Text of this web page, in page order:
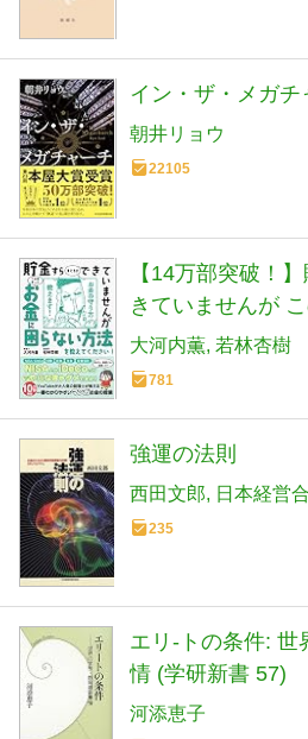
イン・ザ・メガチ
朝井リョウ
22105
【14万部突破！
きていませんが
らない方法を教え
ュアリ出版)
大河内薫 若林杏樹
781
強運の法則
西田文郎 日本経営
235
エリ-トの条件: 世
情 (学研新書 57)
河添恵子